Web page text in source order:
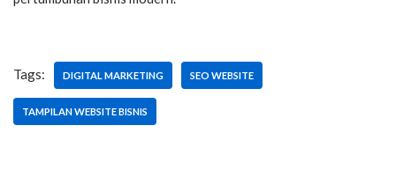
Tags: DIGITAL MARKETING SEO WEBSITE
TAMPILAN WEBSITE BISNIS